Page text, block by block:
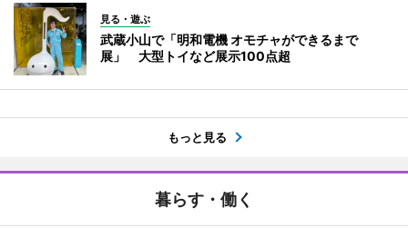
見る・遊ぶ
武蔵小山で「明和電機 オモチャができるまで
展」 大型トイなど展示100点超
もっと見る
暮らす・働く